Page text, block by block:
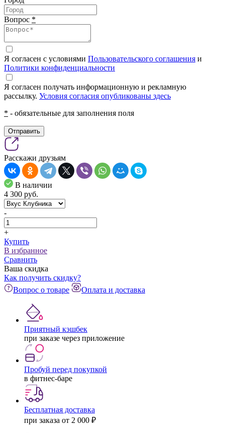
Вопрос *
Я согласен с условиями Пользовательского соглашения и
Политики конфиденциальности
Я согласен получать информационную и рекламную
рассылку. Условия согласия опубликованы здесь
* - обязательные для заполнения поля
Отправить
Расскажи друзьям
В наличии
4 300 pуб.
-
+
Купить
В избранное
Сравнить
Ваша скидка
Как получить скидку?
Вопрос о товаре
Оплата и доставка
Приятный кэшбек
при заказе через приложение
Пробуй перед покупкой
в фитнес-баре
Бесплатная доставка
при заказа от 2 000 ₽